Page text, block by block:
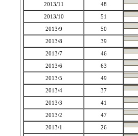
2013/11
48
2013/10
51
2013/9
50
2013/8
39
2013/7
46
2013/6
63
2013/5
49
2013/4
37
2013/3
41
2013/2
47
2013/1
26